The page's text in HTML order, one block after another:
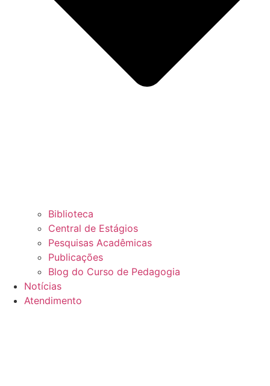
Biblioteca
Central de Estágios
Pesquisas Acadêmicas
Publicações
Blog do Curso de Pedagogia
Notícias
Atendimento